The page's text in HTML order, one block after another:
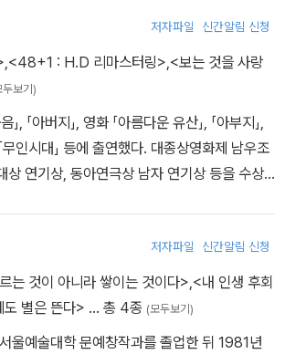
나리오를 담당하였다. 2000~2005년 국립중앙
장, 마포문화재단 이사장 등을 역임했다. 저서
恨: 김명곤의 광대기행』 등이 있다.
마, 영화 등 다양한 무대에서 탄탄한 연기력을
의 진면목을 보여주었다. 남편인 연출가 손진책
「미추」를 창단하고 우리나라 전통 연희를 바
예술
극단」예술 감독인 그녀는 연기에 온 인생을 건
우'이다.
저자파일 신간알림 신청
,<48+1 : H.D 리마스터링>,<보는 것을 사랑
두보기)
, 「아버지」, 영화 「아름다운 유산」, 「아부지」,
무인시대」 등에 출연했다. 대종상영화제 남우조
상 연기상, 동아연극상 남자 연기상 등을 수상
저자파일 신간알림 신청
는 것이 아니라 쌓이는 것이다>,<내 인생 후회
도 별은 뜬다> … 총 4종 (모두보기)
울예술대학 문예창작과를 졸업한 뒤 1981년